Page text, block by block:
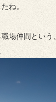
ね。
場仲間という、